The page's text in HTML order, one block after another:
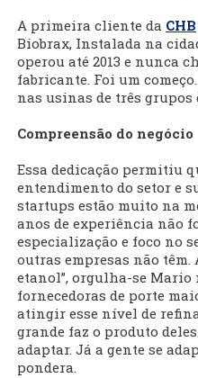
A primeira cliente da CHB
Biobrax, Instalada na
operou até 2013 e nunca
fabricante. Foi um
nas usinas de três grupos
Compreensão do negócio
Essa dedicação permitiu
entendimento do setor e
startups estão muito na
anos de experiência não
especialização e foco no
outras empresas não
etanol”, orgulha-se Mario
fornecedoras de porte
atingir esse nível de
grande faz o produto
adaptar. Já a gente se
pondera.